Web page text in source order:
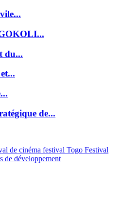
du...
de...
de cinéma festival Togo Festival
de développement